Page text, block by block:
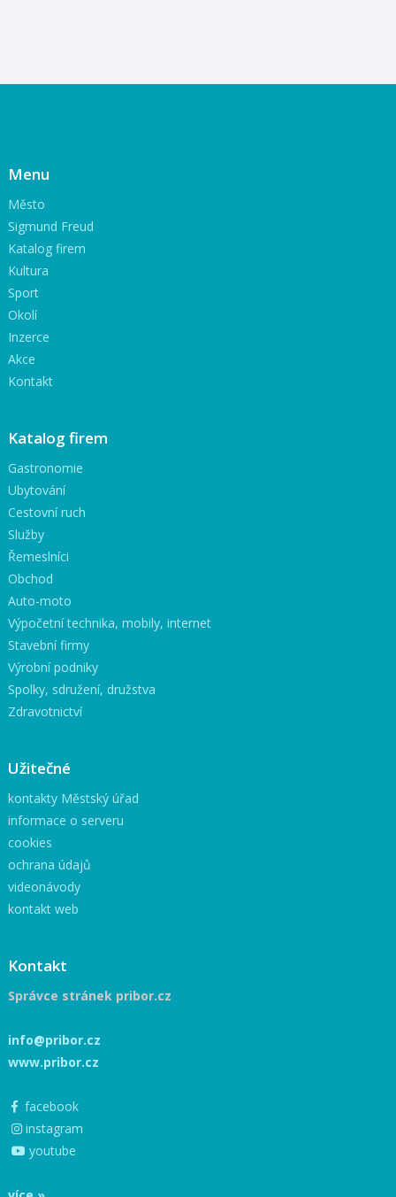
Menu
Město
Sigmund Freud
Katalog firem
Kultura
Sport
Okolí
Inzerce
Akce
Kontakt
Katalog firem
Gastronomie
Ubytování
Cestovní ruch
Služby
Řemeslníci
Obchod
Auto-moto
Výpočetní technika, mobily, internet
Stavební firmy
Výrobní podniky
Spolky, sdružení, družstva
Zdravotnictví
Užitečné
kontakty Městský úřad
informace o serveru
cookies
ochrana údajů
videonávody
kontakt web
Kontakt
Správce stránek pribor.cz
info@pribor.cz
www.pribor.cz
facebook
instagram
youtube